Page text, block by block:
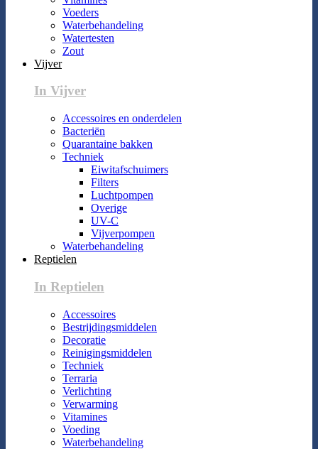
Voeders
Waterbehandeling
Watertesten
Zout
Vijver
In Vijver
Accessoires en onderdelen
Bacteriën
Quarantaine bakken
Techniek
Eiwitafschuimers
Filters
Luchtpompen
Overige
UV-C
Vijverpompen
Waterbehandeling
Reptielen
In Reptielen
Accessoires
Bestrijdingsmiddelen
Decoratie
Reinigingsmiddelen
Techniek
Terraria
Verlichting
Verwarming
Vitamines
Voeding
Waterbehandeling